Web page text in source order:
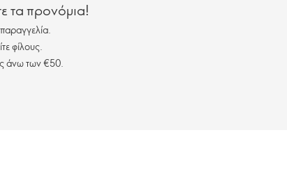
τα προνόμια!
φίλους.
άνω των €50.